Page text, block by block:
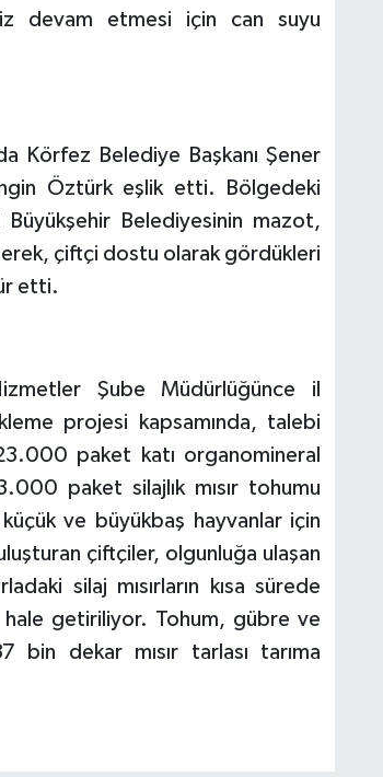
devam etmesi için can suyu
Körfez Belediye Başkanı Şener
Öztürk eşlik etti. Bölgedeki
Belediyesinin mazot,
çiftçi dostu olarak gördükleri
etti.
Şube Müdürlüğünce il
projesi kapsamında, talebi
paket katı organomineral
paket silajlık mısır tohumu
ve büyükbaş hayvanlar için
çiftçiler, olgunluğa ulaşan
silaj mısırların kısa sürede
hale getiriliyor. Tohum, gübre ve
dekar mısır tarlası tarıma